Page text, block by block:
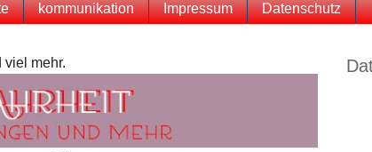
kommunikation Impressum Datenschutz
viel mehr.